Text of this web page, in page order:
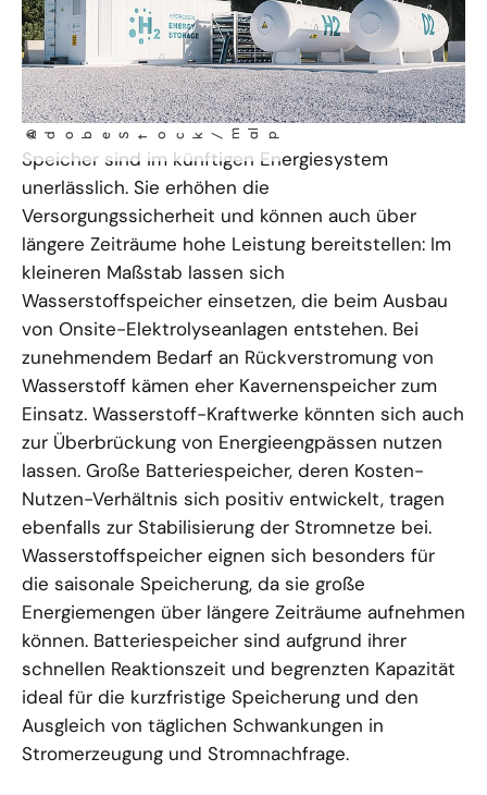
©
AdobeStock/ m
a l p
Speicher sind im künftigen Energiesystem
unerlässlich. Sie erhöhen die
Versorgungssicherheit und können auch über
längere Zeiträume hohe Leistung bereitstellen: Im
kleineren Maßstab lassen sich
Wasserstoffspeicher einsetzen, die beim Ausbau
von Onsite-Elektrolyseanlagen entstehen. Bei
zunehmendem Bedarf an Rückverstromung von
Wasserstoff kämen eher Kavernenspeicher zum
Einsatz. Wasserstoff-Kraftwerke könnten sich auch
zur Überbrückung von Energieengpässen nutzen
lassen. Große Batteriespeicher, deren Kosten-
Nutzen-Verhältnis sich positiv entwickelt, tragen
ebenfalls zur Stabilisierung der Stromnetze bei.
Wasserstoffspeicher eignen sich besonders für
die saisonale Speicherung, da sie große
Energiemengen über längere Zeiträume aufnehmen
können. Batteriespeicher sind aufgrund ihrer
schnellen Reaktionszeit und begrenzten Kapazität
ideal für die kurzfristige Speicherung und den
Ausgleich von täglichen Schwankungen in
Stromerzeugung und Stromnachfrage.